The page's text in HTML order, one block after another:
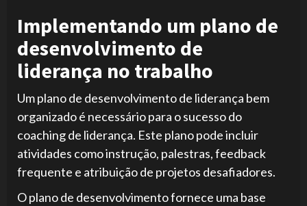
Implementando um plano de
desenvolvimento de
liderança no trabalho
Um plano de desenvolvimento de liderança bem
organizado é necessário para o sucesso do
coaching de liderança. Este plano pode incluir
atividades como instrução, palestras, feedback
frequente e atribuição de projetos desafiadores.
O plano de desenvolvimento fornece uma base